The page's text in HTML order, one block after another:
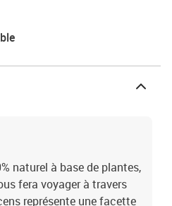
haute tradition indienne, où les
Composition : Résine
de 45 min. Soit 15h de
d'encens Découverte permet
de cette gamme authentique
naturel à base de plantes,
fera voyager à travers
représente une facette